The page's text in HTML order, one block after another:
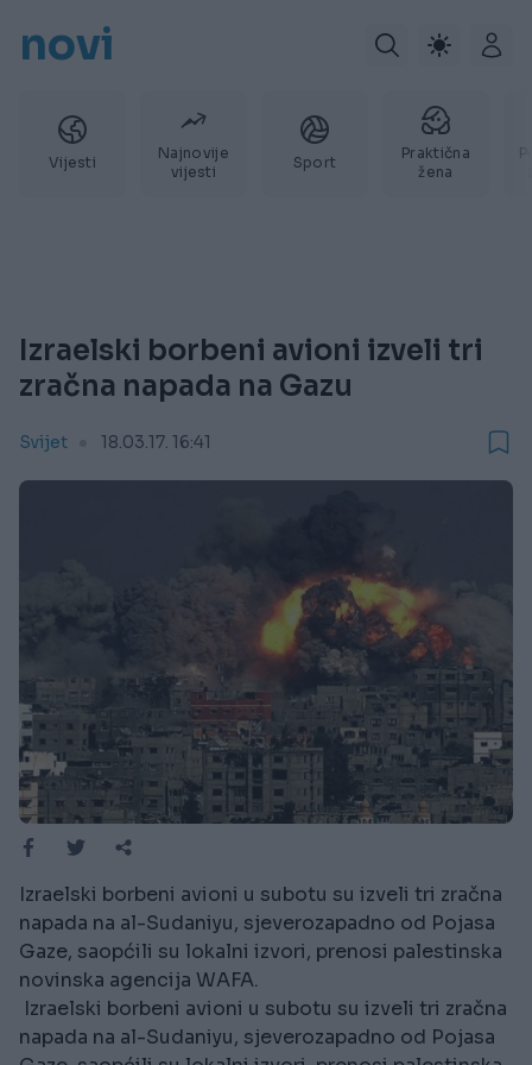
novi
Vijesti
Najnovije
vijesti
Sport
Praktična
žena
Izraelski borbeni avioni izveli tri
zračna napada na Gazu
Svijet 18.03.17. 16:41
Izraelski borbeni avioni u subotu su izveli tri zračna
napada na al-Sudaniyu, sjeverozapadno od Pojasa
Gaze, saopćili su lokalni izvori, prenosi palestinska
novinska agencija WAFA.
Izraelski borbeni avioni u subotu su izveli tri zračna
napada na al-Sudaniyu, sjeverozapadno od Pojasa